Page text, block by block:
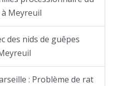
Meyreuil
des nids de guêpes
: Problème de rat